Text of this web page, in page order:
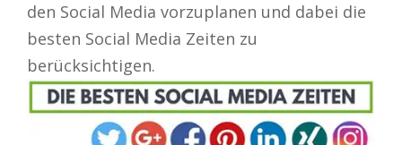
den Social Media vorzuplanen und dabei die
besten Social Media Zeiten zu
berücksichtigen.